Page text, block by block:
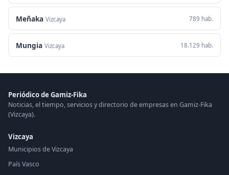
Meñaka Vizcaya 789 hab.
Mungia Vizcaya 18.129 hab.
Periódico de Gamiz-Fika
Noticias, el tiempo, servicios y directorio de empresas en Gamiz-Fika
(Vizcaya).
Vizcaya
Municipios de Vizcaya
País Vasco